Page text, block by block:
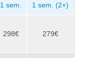
1 sem. 1 sem. (2+)
298€ 279€